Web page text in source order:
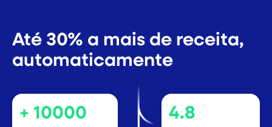
Até 30% a mais de receita,
automaticamente
+ 10000 4.8